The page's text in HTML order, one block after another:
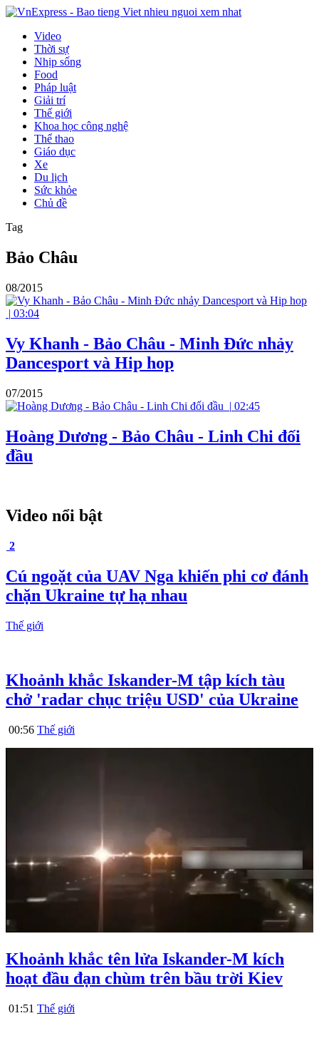
Video
Thời sự
Nhịp sống
Food
Pháp luật
Giải trí
Thế giới
Khoa học công nghệ
Thể thao
Giáo dục
Xe
Du lịch
Sức khỏe
Chủ đề
Tag
Bảo Châu
08/2015
| 03:04
Vy Khanh - Bảo Châu - Minh Đức nhảy
Dancesport và Hip hop
07/2015
| 02:45
Hoàng Dương - Bảo Châu - Linh Chi đối
đầu
Video nổi bật
2
Cú ngoặt của UAV Nga khiến phi cơ đánh
chặn Ukraine tự hạ nhau
Thế giới
Khoảnh khắc Iskander-M tập kích tàu
chở 'radar chục triệu USD' của Ukraine
00:56 Thế giới
Khoảnh khắc tên lửa Iskander-M kích
hoạt đầu đạn chùm trên bầu trời Kiev
01:51 Thế giới